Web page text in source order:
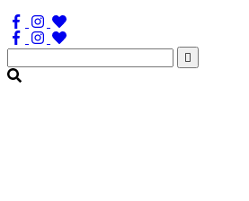
Søg
efter: